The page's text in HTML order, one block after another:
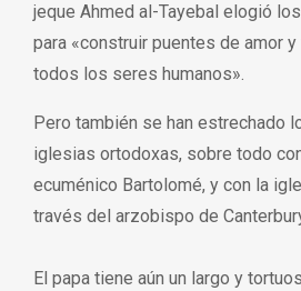
jeque Ahmed al-Tayebal elogió
para «construir puentes de amor
todos los seres humanos».
Pero también se han estrechado
iglesias ortodoxas, sobre todo
ecuménico Bartolomé, y con la
través del arzobispo de
El papa tiene aún un largo y